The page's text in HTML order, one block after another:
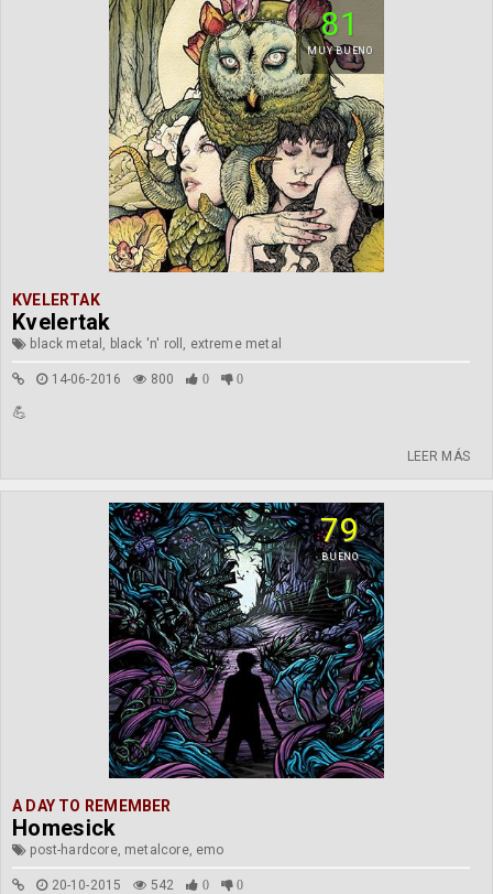
81
MUY BUENO
KVELERTAK
Kvelertak
black metal, black 'n' roll, extreme metal
14-06-2016 800 0 0
💪
LEER MÁS
79
BUENO
A DAY TO REMEMBER
Homesick
post-hardcore, metalcore, emo
20-10-2015 542 0 0